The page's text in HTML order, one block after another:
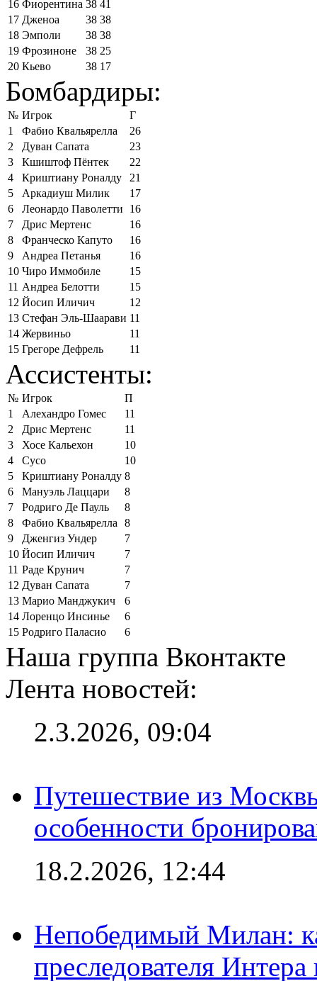
16 Фиорентина 38 41
17 Дженоа 38 38
18 Эмполи 38 38
19 Фрозиноне 38 25
20 Кьево 38 17
Бомбардиры:
№ Игрок
Г
1
Фабио Квальярелла
26
2
Дуван Сапата
23
3
Кшиштоф Пёнтек
22
4
Криштиану Роналду
21
5
Аркадиуш Милик
17
6
Леонардо Паволетти
16
7
Дрис Мертенс
16
8
Франческо Капуто
16
9
Андреа Петанья
16
10 Чиро Иммобиле
15
11 Андреа Белотти
15
12 Йосип Иличич
12
13 Стефан Эль-Шаарави 11
14 Жервиньо
11
15 Грегоре Дефрель 11
Ассистенты:
№ Игрок
П
1
Алехандро Гомес
11
2
Дрис Мертенс
11
3
Хосе Кальехон
10
4
Сусо
10
5
Криштиану Роналду 8
6
Мануэль Лаццари
8
7
Родриго Де Пауль
8
8
Фабио Квальярелла
8
9
Дженгиз Ундер
7
10 Йосип Иличич
7
11 Раде Крунич
7
12 Дуван Сапата
7
13 Марио Манджукич
6
14 Лоренцо Инсинье
6
15 Родриго Паласио 6
Наша группа Вконтакте
Лента новостей:
2.3.2026, 09:04
Путешествие из
особенности
18.2.2026, 12:44
Непобедимый Милан:
преследователя